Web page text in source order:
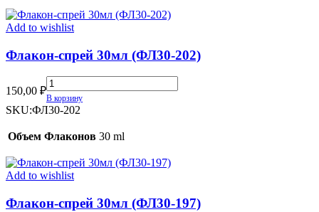
Add to wishlist
Флакон-спрей 30мл (ФЛ30-202)
150,00 ₽
Флакон-
спрей
30мл
202)
В корзину
SKU:ФЛ30-202
Объем Флаконов 30 ml
Add to wishlist
Флакон-спрей 30мл (ФЛ30-197)